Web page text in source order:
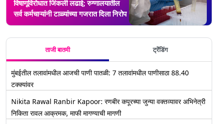
विषाणूविरोधात जिंकली लढाई; रुग्णालयातील
सर्व कर्मचाऱ्यांनी टाळ्यांच्या गजरात दिला निरोप
ताजी बातमी ट्रेंडिंग
मुंबईतील तलावांमधील आजची पाणी पातळी: 7 तलावांमधील पाणीसाठा 88.40
टक्क्यांवर
Nikita Rawal Ranbir Kapoor: रणबीर कपूरच्या जुन्या वक्तव्यावर अभिनेत्री
निकिता रावल आक्रमक, माफी मागण्याची मागणी